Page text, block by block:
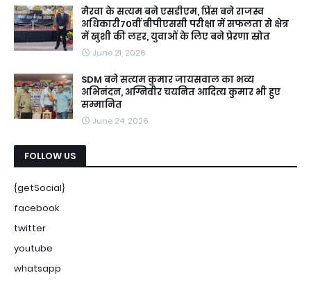
मैरवा के सत्यम बने एसडीएम, प्रिंस बने राजस्व
अधिकारी70वीं बीपीएससी परीक्षा में सफलता से क्षेत्र
में खुशी की लहर, युवाओं के लिए बने प्रेरणा स्रोत
June 21, 2026
SDM बने सत्यम कुमार जायसवाल का भव्य
अभिनंदन, अग्निवीर चयनित आदित्य कुमार भी हुए
सम्मानित
June 24, 2026
FOLLOW US
{getSocial}
facebook
twitter
youtube
whatsapp